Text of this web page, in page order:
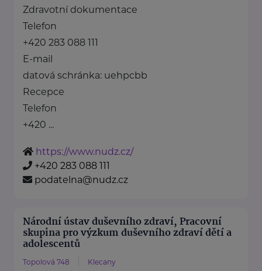
Zdravotní dokumentace
Telefon
+420 283 088 111
E-mail
datová schránka: uehpcbb
Recepce
Telefon
+420 ...
https://www.nudz.cz/
+420 283 088 111
podatelna@nudz.cz
Národní ústav duševního zdraví, Pracovní
skupina pro výzkum duševního zdraví dětí a
adolescentů
Topolová 748 Klecany